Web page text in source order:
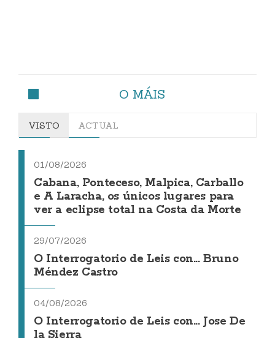
O MÁIS
VISTO ACTUAL
01/08/2026
Cabana, Ponteceso, Malpica, Carballo
e A Laracha, os únicos lugares para
ver a eclipse total na Costa da Morte
29/07/2026
O Interrogatorio de Leis con... Bruno
Méndez Castro
04/08/2026
O Interrogatorio de Leis con... Jose De
la Sierra